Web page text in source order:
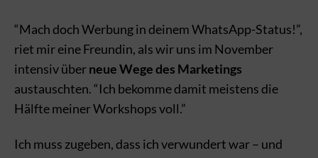
“Mach doch Werbung in deinem WhatsApp-Status!”,
riet mir eine Freundin, als wir uns im November
intensiv überneue Wege des Marketings
austauschten. “Ich bekomme damit meistens die
Hälfte meiner Workshops voll.”
Ich muss zugeben, dass ich verwundert war – und